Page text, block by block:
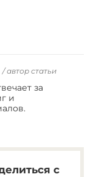
/ автор статьи
за
и
с